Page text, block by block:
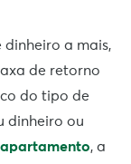
dinheiro a mais,
de retorno
do tipo de
dinheiro ou
, a